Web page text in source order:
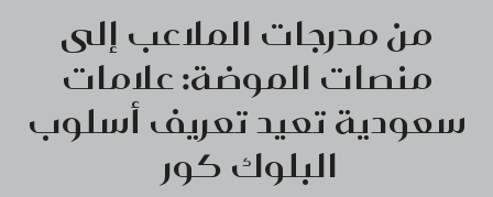
من مدرجات الملاعب إلى
منصات الموضة: علامات
سعودية تعيد تعريف أسلوب
البلوك كور